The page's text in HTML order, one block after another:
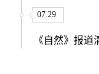
07.29
《自然》报